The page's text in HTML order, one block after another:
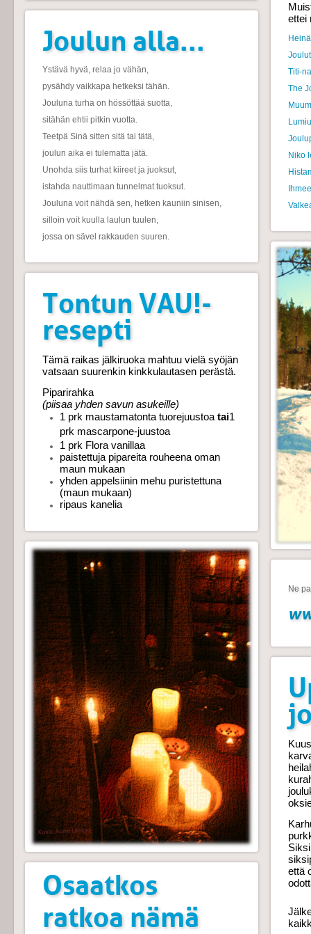
Joulun alla...
Ystävä hyvä, relaa jo vähän,
pysähdy vaikkapa hetkeksi tähän.
Jouluna turha on hössöttää suotta,
sitähän ehtii pitkin vuotta.
Teetpä Sinä sitten sitä tai tätä,
joulun aika ei tulematta jätä.
Unohda siis turhat kiireet ja juoksut,
istahda nauttimaan tunnelmat tuoksut.
Jouluna voit nähdä sen, hetken kauniin sinisen,
silloin voit kuulla laulun tuulen,
jossa on sävel rakkauden suuren.
Tontun VAU!-
resepti
Tämä raikas jälkiruoka mahtuu vielä syöjän
vatsaan suurenkin kinkkulautasen perästä.
Piparirahka
(piisaa yhden savun asukeille)
1 prk maustamatonta tuorejuustoa tai1
prk mascarpone-juustoa
1 prk Flora vanillaa
paistettuja pipareita rouheena oman
maun mukaan
yhden appelsiinin mehu puristettuna
(maun mukaan)
ripaus kanelia
Osaatkos
ratkoa nämä
ettei
Titi-
The
Niko
Ne
että